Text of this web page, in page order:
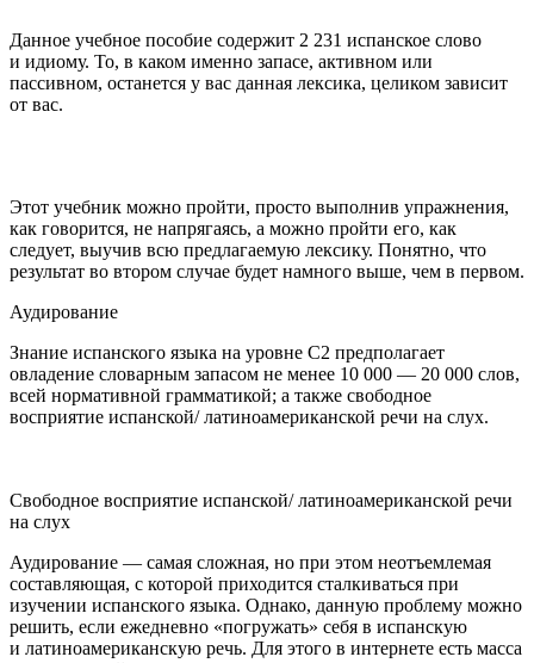
Данное учебное пособие содержит 2 231 испанское слово
и идиому. То, в каком именно запасе, активном или
пассивном, останется у вас данная лексика, целиком зависит
от вас.
Этот учебник можно пройти, просто выполнив упражнения,
как говорится, не напрягаясь, а можно пройти его, как
следует, выучив всю предлагаемую лексику. Понятно, что
результат во втором случае будет намного выше, чем в первом.
Аудирование
Знание испанского языка на уровне С2 предполагает
овладение словарным запасом не менее 10 000 — 20 000 слов,
всей нормативной грамматикой; а также свободное
восприятие испанской/ латиноамериканской речи на слух.
Свободное восприятие испанской/ латиноамериканской речи
на слух
Аудирование — самая сложная, но при этом неотъемлемая
составляющая, с которой приходится сталкиваться при
изучении испанского языка. Однако, данную проблему можно
решить, если ежедневно «погружать» себя в испанскую
и латиноамериканскую речь. Для этого в интернете есть масса